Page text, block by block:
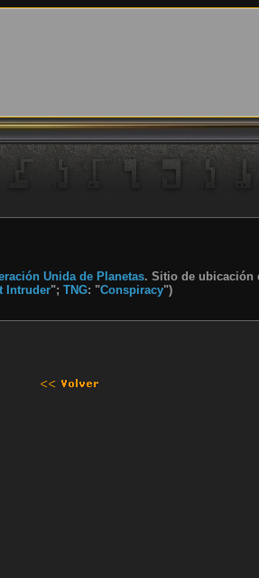
Unida de Planetas. Sitio de ubicación
Intruder"; TNG: "Conspiracy")